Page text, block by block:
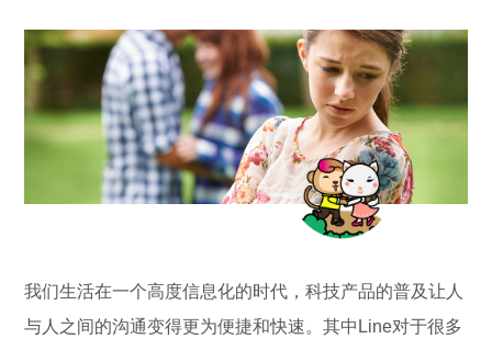
我们生活在一个高度信息化的时代，科技产品的普及让人
与人之间的沟通变得更为便捷和快速。其中Line对于很多